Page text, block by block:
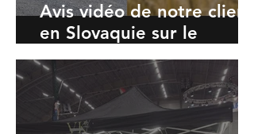
Avis vidéo de notre client
en Slovaquie sur le
nettoyeur de grains
aérodynamique d’une
capacité de 5 tonnes par
heure.